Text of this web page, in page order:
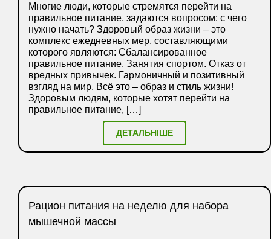
Многие люди, которые стремятся перейти на
правильное питание, задаются вопросом: с чего
нужно начать? Здоровый образ жизни – это
комплекс ежедневных мер, составляющими
которого являются: Сбалансированное
правильное питание. Занятия спортом. Отказ от
вредных привычек. Гармоничный и позитивный
взгляд на мир. Всё это – образ и стиль жизни!
Здоровым людям, которые хотят перейти на
правильное питание, […]
ДЕТАЛЬНІШЕ
Рацион питания на неделю для набора
мышечной массы